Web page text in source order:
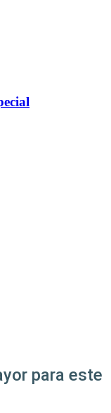
para este